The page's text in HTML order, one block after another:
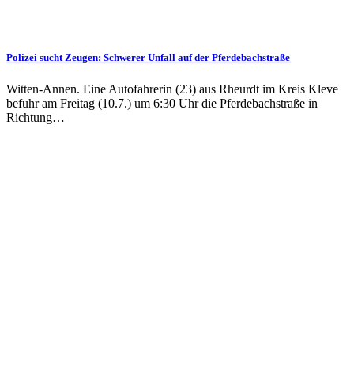
Polizei sucht Zeugen: Schwerer Unfall auf der Pferdebachstraße
Witten-Annen. Eine Autofahrerin (23) aus Rheurdt im Kreis Kleve
befuhr am Freitag (10.7.) um 6:30 Uhr die Pferdebachstraße in
Richtung…